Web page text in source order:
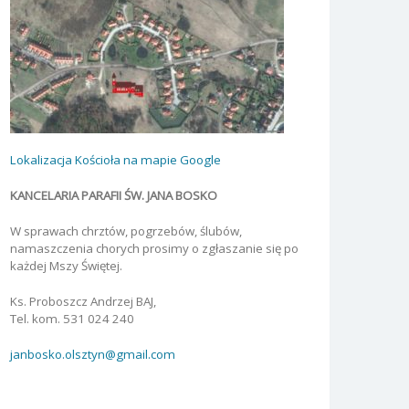
Lokalizacja Kościoła na mapie Google
KANCELARIA PARAFII ŚW. JANA BOSKO
W sprawach chrztów, pogrzebów, ślubów,
namaszczenia chorych prosimy o zgłaszanie się po
każdej Mszy Świętej.
Ks. Proboszcz Andrzej BAJ,
Tel. kom. 531 024 240
janbosko.olsztyn@gmail.com